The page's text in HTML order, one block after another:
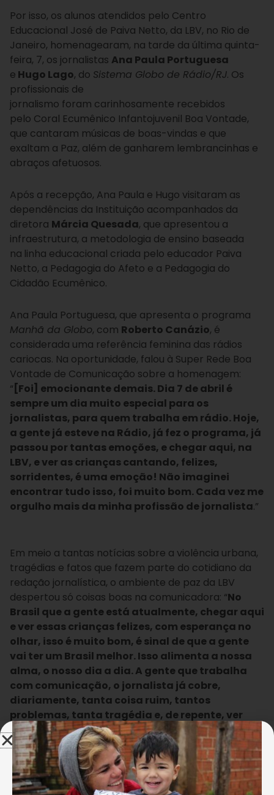
Por isso, os alunos atendidos pelo Centro
Educacional José de Paiva Netto, da LBV, no Rio de
Janeiro, homenagearam, na tarde da última quinta-
feira, 7, os jornalistas Ana Paula Portuguesa
e Hugo Lago, do Sistema Globo de Rádio/RJ. Os
profissionais de
jornalismo foram carinhosamente recebidos
pelo Coral Ecumênico Infantojuvenil Boa Vontade,
que cantaram músicas de boas-vindas e que
exaltam a Paz, além de ganharem lembrancinhas e
abraços afetuosos.
Após a recepção, Ana Paula e Hugo visitaram as
dependências da Instituição acompanhados da
diretora Márcia Quesada, que apresentou a
infraestrutura, a metodologia de ensino baseada
na linha educacional criada pelo educador Paiva
Netto, a Pedagogia do Afeto e a Pedagogia do
Cidadão Ecumênico.
Ana Paula Portuguesa, que apresenta o programa
Manhã da Globo, com Roberto Canázio, é
considerada uma referência feminina das rádios
cariocas. Na oportunidade, falou à Super Rede Boa
Vontade de Comunicação sobre a homenagem:
“ [Foi] emocionante demais. Dia 7 de abril é
sempre um dia muito especial para os
jornalistas, para quem trabalha em rádio. Hoje,
a gente já esteve na Rádio, já fez o programa, já
passou por tantas emoções, e chegar aqui, na
LBV, e ver as crianças cantando, felizes,
sorridentes, é uma emoção! Não imaginei
encontrar tudo isso, foi muito bom. Cada vez me
orgulho mais da minha profissão de jornalista.”
Em meio a tantas notícias sobre a violência urbana,
tragédias e fatos que fazem parte do cotidiano da
redação jornalística, o ambiente de paz da LBV
despertou só coisas boas na comunicadora: “No
Brasil que a gente está atualmente, chegar aqui
e ver essas crianças felizes, com esperança no
olhar, isso é muito bom, é sinal de que a gente
vai ter um Brasil melhor. Isso alimenta a nossa
alma, o nosso dia a dia. A gente que trabalha
com comunicação, o jornalista já cobre,
diariamente, tanta coisa ruim, tantos
problemas, tanta tragédia e, de repente, ver
uma coisa boa, estar num ambiente de paz,
num ambiente tão bom, isso faz com que a
gente acredite em coisas bem melhores. Eu já
conhecia a Legião da Boa Vontade há muito
tempo, mas não conhecia o trabalho aqui. Foi